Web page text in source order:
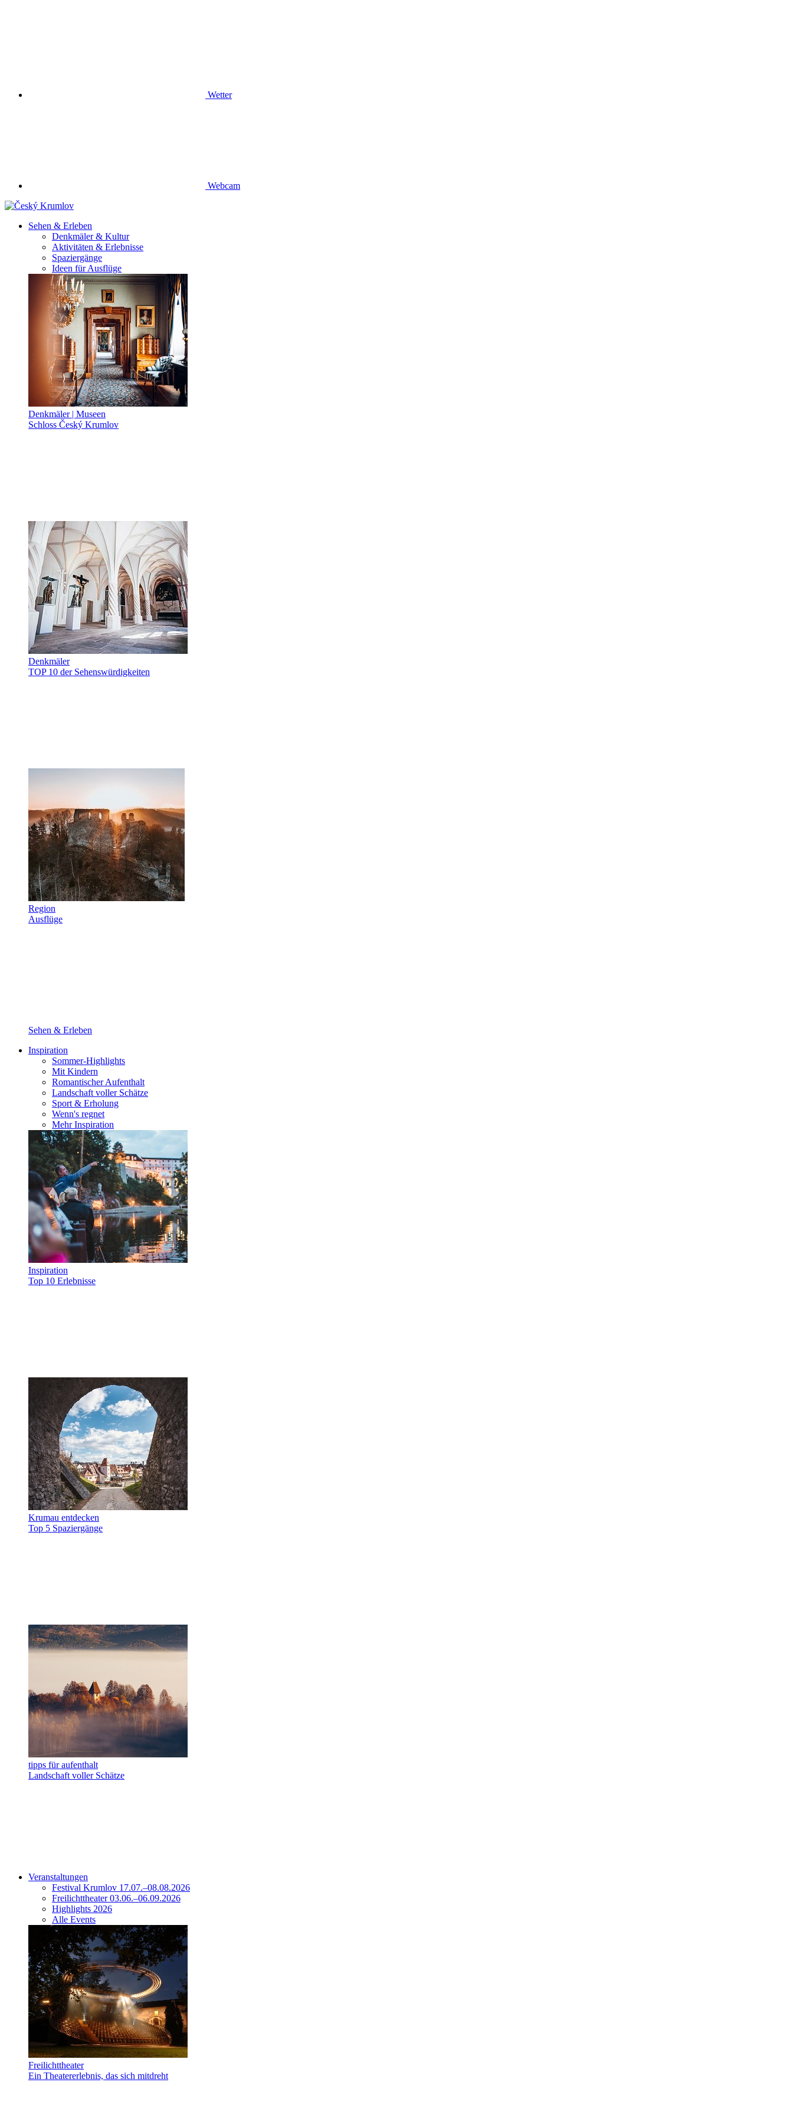
Wetter
Webcam
Sehen & Erleben
Denkmäler & Kultur
Aktivitäten & Erlebnisse
Spaziergänge
Ideen für Ausflüge
Denkmäler | Museen
Schloss Český Krumlov
Denkmäler
TOP 10 der Sehenswürdigkeiten
Region
Ausflüge
Sehen & Erleben
Inspiration
Sommer-Highlights
Mit Kindern
Romantischer Aufenthalt
Landschaft voller Schätze
Sport & Erholung
Wenn's regnet
Mehr Inspiration
Inspiration
Top 10 Erlebnisse
Krumau entdecken
Top 5 Spaziergänge
tipps für aufenthalt
Landschaft voller Schätze
Veranstaltungen
Festival Krumlov 17.07.–08.08.2026
Freilichttheater 03.06.–06.09.2026
Highlights 2026
Alle Events
Freilichttheater
Ein Theatererlebnis, das sich mitdreht